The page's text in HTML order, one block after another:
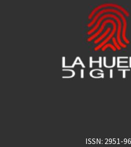
ISSN: 2951-